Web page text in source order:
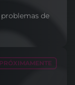
de
PRÓXIMAMENTE